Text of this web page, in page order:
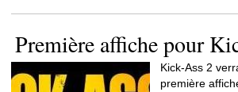
Première affiche pour
Kick-Ass 2
première